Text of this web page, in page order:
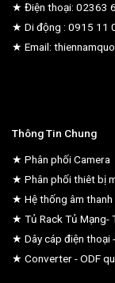
★ Điện thoại: 02363
★ Di động : 0915 11
★ Email:
Thông Tin Chung
★ Phân phối Camera
★ Phân phối thiêt bị
★ Hệ thống âm thanh
★ Tủ Rack Tủ Mạng-
★ Dây cáp điện thoại
★ Converter - ODF